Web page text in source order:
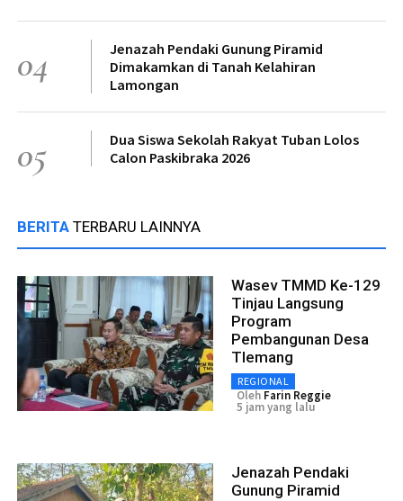
04
Jenazah Pendaki Gunung Piramid
Dimakamkan di Tanah Kelahiran
Lamongan
05
Dua Siswa Sekolah Rakyat Tuban Lolos
Calon Paskibraka 2026
BERITA TERBARU LAINNYA
Wasev TMMD Ke-129
Tinjau Langsung
Program
Pembangunan Desa
Tlemang
REGIONAL
Oleh Farin Reggie
5 jam yang lalu
Jenazah Pendaki
Gunung Piramid